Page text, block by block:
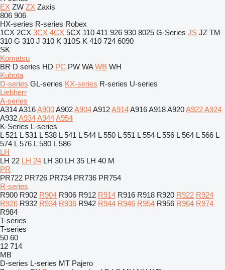
EX ZW ZX Zaxis
806 906
HX-series R-series Robex
1CX 2CX 3CX 4CX 5CX 110 411 926 930 8025 G-Series JS JZ TM
310 G 310 J 310 K 310S K 410 724 6090
SK
Komatsu
BR D series HD PC PW WA WB WH
Kubota
D-series GL-series KX-series R-series U-series
Liebherr
A-series
A314A316A900A902A904A912A914A916A918A920A922A924
A932A934A944A954
K-Series L-series
L 521 L 531 L 538 L 541 L 544 L 550 L 551 L 554 L 556 L 564 L 566 L
574 L 576 L 580 L 586
LH
LH 22 LH 24 LH 30 LH 35 LH 40 M
PR
PR722 PR726 PR734 PR736 PR754
R-series
R900 R902 R904 R906 R912 R914 R916 R918 R920 R922 R924
R926 R932 R934 R936 R942 R944 R946 R954 R956 R964 R974
R984
T-series
T-series
50 60
12 714
MB
D-series L-series MT Pajero